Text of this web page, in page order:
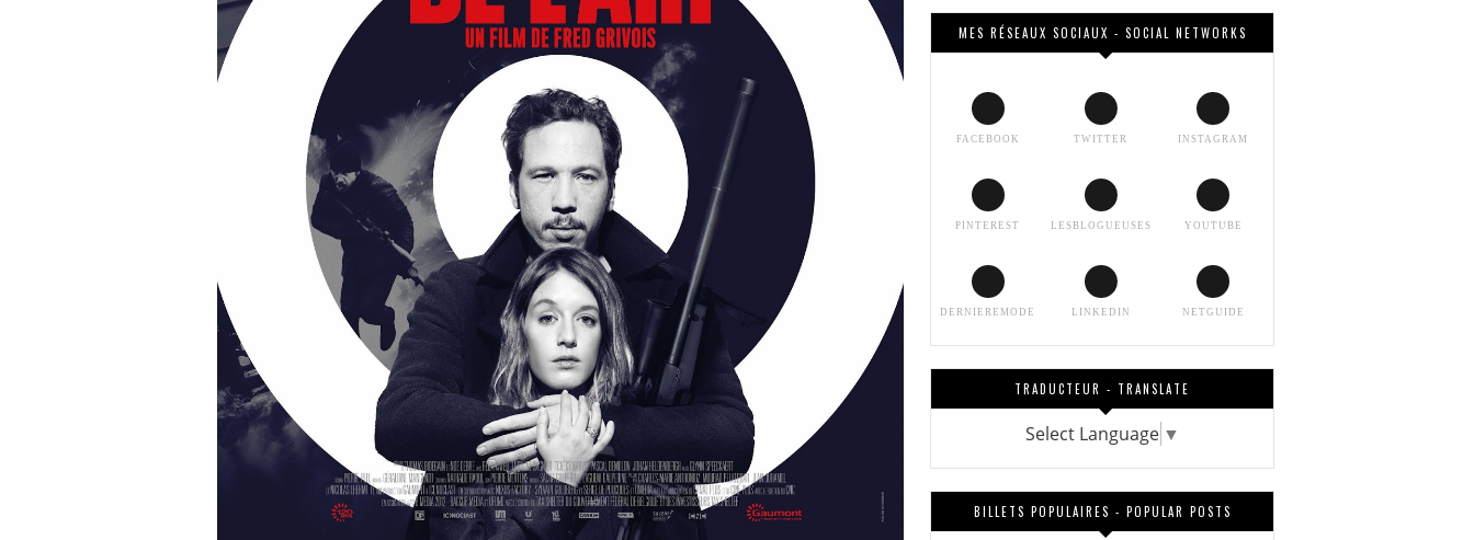
MES RÉSEAUX SOCIAUX - SOCIAL NETWORKS
FACEBOOK TWITTER INSTAGRAM
PINTEREST LESBLOGUEUSES YOUTUBE
DERNIEREMODE LINKEDIN NETGUIDE
TRADUCTEUR - TRANSLATE
Select Language ▼
BILLETS POPULAIRES - POPULAR POSTS